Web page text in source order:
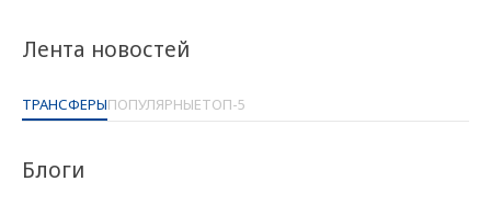
Лента новостей
ТРАНСФЕРЫПОПУЛЯРНЫЕТОП-5
Блоги